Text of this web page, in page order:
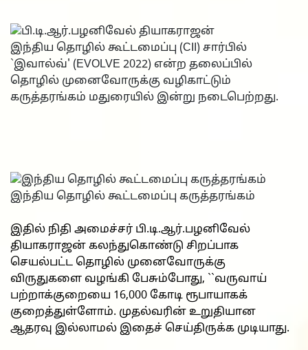
இந்திய தொழில் கூட்டமைப்பு (CII) சார்பில்
`இவால்வ்' (EVOLVE 2022) என்ற தலைப்பில்
தொழில் முனைவோருக்கு வழிகாட்டும்
கருத்தரங்கம் மதுரையில் இன்று நடைபெற்றது.
இந்திய தொழில் கூட்டமைப்பு கருத்தரங்கம்
இதில் நிதி அமைச்சர் பி.டி.ஆர்.பழனிவேல்
தியாகராஜன் கலந்துகொண்டு சிறப்பாக
செயல்பட்ட தொழில் முனைவோருக்கு
விருதுகளை வழங்கி பேசும்போது, ``வருவாய்
பற்றாக்குறையை 16,000 கோடி ரூபாயாகக்
குறைத்துள்ளோம். முதல்வரின் உறுதியான
ஆதரவு இல்லாமல் இதைச் செய்திருக்க முடியாது.